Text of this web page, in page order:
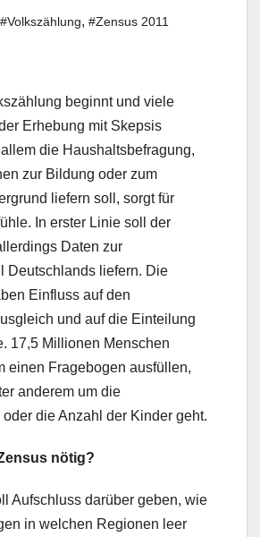
#Volkszählung, #Zensus 2011
beginnt und viele
Erhebung mit Skepsis
die Haushaltsbefragung,
zur Bildung oder zum
liefern soll, sorgt für
In erster Linie soll der
Daten zur
Deutschlands liefern. Die
Einfluss auf den
und auf die Einteilung
17,5 Millionen Menschen
einen Fragebogen ausfüllen,
anderem um die
die Anzahl der Kinder geht.
nötig?
Aufschluss darüber geben, wie
in welchen Regionen leer